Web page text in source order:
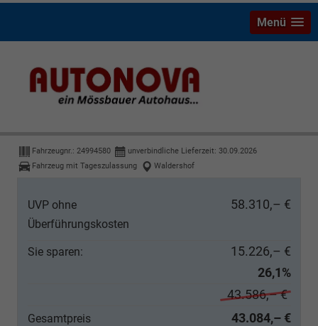
Menü
Fahrzeugnr.: 24994580 unverbindliche Lieferzeit: 30.09.2026
Fahrzeug mit Tageszulassung
Waldershof
UVP ohne
Überführungskosten
58.310,– €
Sie sparen:
15.226,– €
26,1%
43.586,– €
Gesamtpreis 43.084,– €